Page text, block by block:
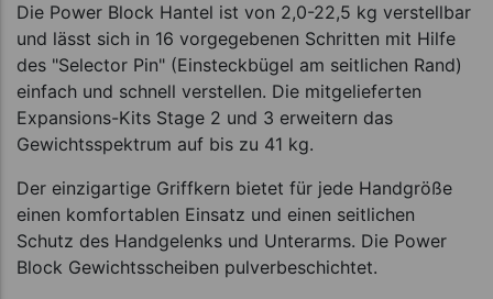
Die Power Block Hantel ist von 2,0-22,5 kg verstellbar
und lässt sich in 16 vorgegebenen Schritten mit Hilfe
des "Selector Pin" (Einsteckbügel am seitlichen Rand)
einfach und schnell verstellen. Die mitgelieferten
Expansions-Kits Stage 2 und 3 erweitern das
Gewichtsspektrum auf bis zu 41 kg.
Der einzigartige Griffkern bietet für jede Handgröße
einen komfortablen Einsatz und einen seitlichen
Schutz des Handgelenks und Unterarms. Die Power
Block Gewichtsscheiben pulverbeschichtet.